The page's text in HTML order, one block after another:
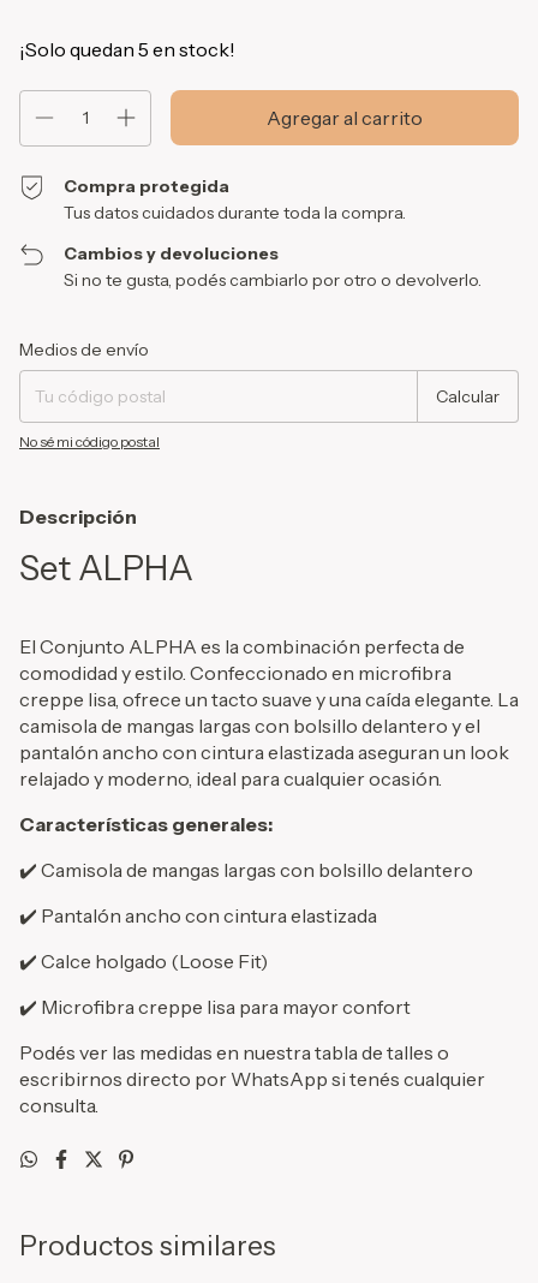
¡Solo quedan 5 en stock!
Compra protegida
Tus datos cuidados durante toda la compra.
Cambios y devoluciones
Si no te gusta, podés cambiarlo por otro o devolverlo.
Entregas para el CP:
Medios de envío
Calcular
No sé mi código postal
Descripción
Set ALPHA
El Conjunto ALPHA es la combinación perfecta de
comodidad y estilo. Confeccionado en microfibra
creppe lisa, ofrece un tacto suave y una caída elegante. La
camisola de mangas largas con bolsillo delantero y el
pantalón ancho con cintura elastizada aseguran un look
relajado y moderno, ideal para cualquier ocasión.
Características generales:
✔️ Camisola de mangas largas con bolsillo delantero
✔️ Pantalón ancho con cintura elastizada
✔️ Calce holgado (Loose Fit)
✔️ Microfibra creppe lisa para mayor confort
Podés ver las medidas en nuestra tabla de talles o
escribirnos directo por WhatsApp si tenés cualquier
consulta.
Productos similares